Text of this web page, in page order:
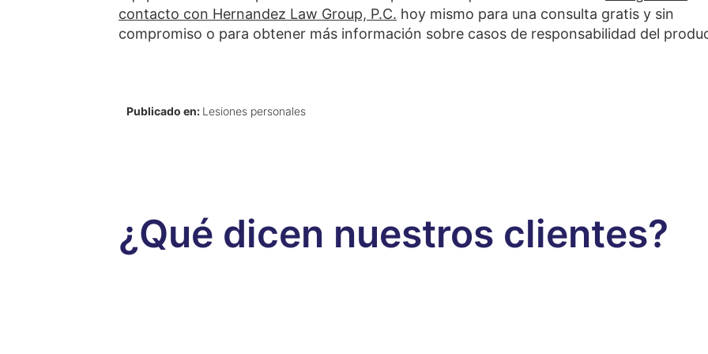
contacto con Hernandez Law Group, P.C. hoy mismo para una consulta gratis y sin
compromiso o para obtener más información sobre casos de responsabilidad del
Publicado en: Lesiones personales
¿Qué dicen nuestros clientes?